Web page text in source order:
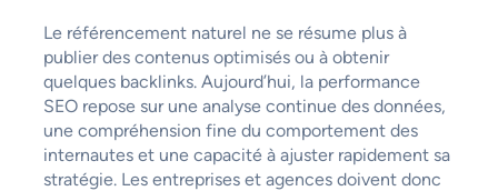
Le référencement naturel ne se résume plus à
publier des contenus optimisés ou à obtenir
quelques backlinks. Aujourd’hui, la performance
SEO repose sur une analyse continue des données,
une compréhension fine du comportement des
internautes et une capacité à ajuster rapidement sa
stratégie. Les entreprises et agences doivent donc